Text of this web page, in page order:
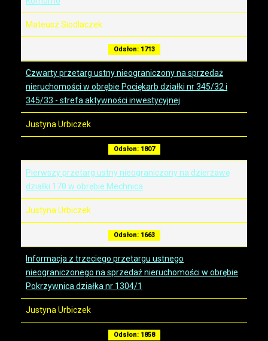
Mateusz Siodlaczek
Odsłon: 1713
Czwarty przetarg ustny nieograniczony na sprzedaż
nieruchomości w obrębie Pociękarb działki nr 345/32 i
345/33 - strefa aktywności inwestycyjnej
Justyna Urbiczek
Odsłon: 1807
Pierwszy przetarg ustny nieograniczony na dzierżawę
działki 170 w obrębie Mechnica
Justyna Urbiczek
Odsłon: 1663
Informacja z trzeciego przetargu ustnego
nieograniczonego na sprzedaż nieruchomości w obrębie
Pokrzywnica działka nr 1304/1
Justyna Urbiczek
Odsłon: 1858